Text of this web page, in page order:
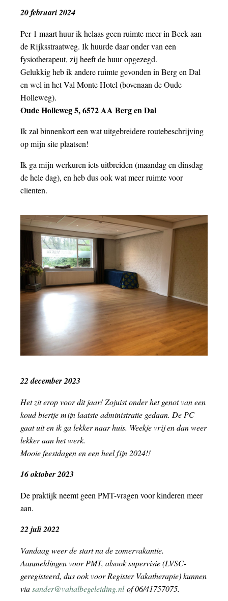
20 februari 2024
Per 1 maart huur ik helaas geen ruimte meer in Beek aan
de Rijksstraatweg. Ik huurde daar onder van een
fysiotherapeut, zij heeft de huur opgezegd.
Gelukkig heb ik andere ruimte gevonden in Berg en Dal
en wel in het Val Monte Hotel (bovenaan de Oude
Holleweg).
Oude Holleweg 5, 6572 AA Berg en Dal
Ik zal binnenkort een wat uitgebreidere routebeschrijving
op mijn site plaatsen!
Ik ga mijn werkuren iets uitbreiden (maandag en dinsdag
de hele dag), en heb dus ook wat meer ruimte voor
clienten.
22 december 2023
Het zit erop voor dit jaar! Zojuist onder het genot van een
koud biertje mijn laatste administratie gedaan. De PC
gaat uit en ik ga lekker naar huis. Weekje vrij en dan weer
lekker aan het werk.
Mooie feestdagen en een heel fijn 2024!!
16 oktober 2023
De praktijk neemt geen PMT-vragen voor kinderen meer
aan.
22 juli 2022
Vandaag weer de start na de zomervakantie.
Aanmeldingen voor PMT, alsook supervisie (LVSC-
geregisteerd, dus ook voor Register Vakatherapie) kunnen
viasander@vahalbegeleiding.nlof 06/41757075.